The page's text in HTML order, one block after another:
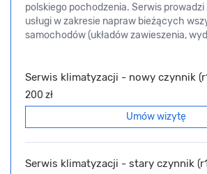
polskiego pochodzenia. Serwis
usługi w zakresie napraw bieżących
samochodów (układów zawieszenia,
Serwis klimatyzacji - nowy czynnik
200 zł
Umów wizytę
Serwis klimatyzacji - stary czynnik